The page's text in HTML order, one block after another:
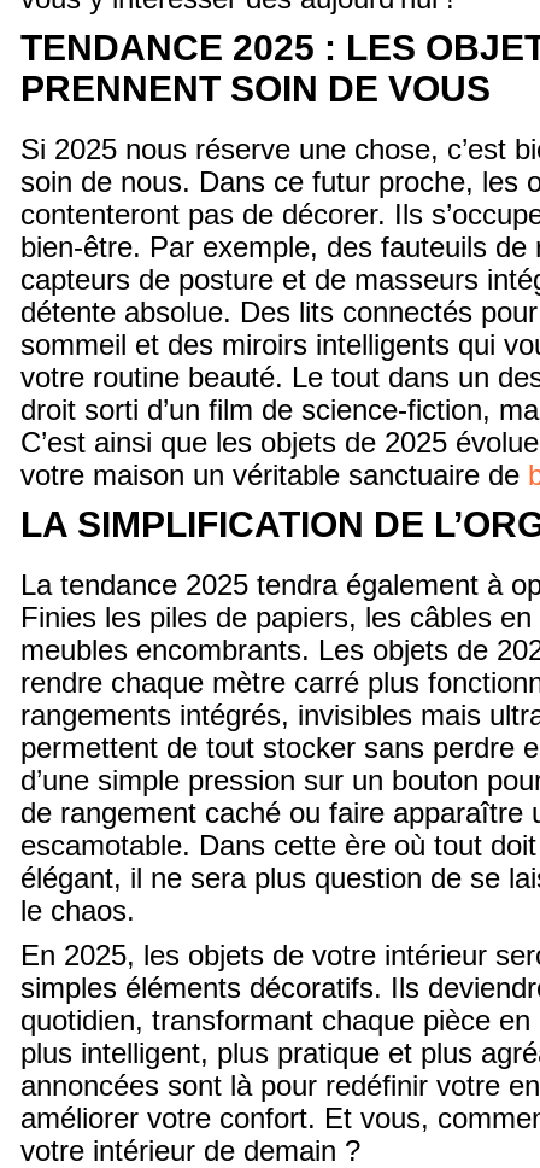
TENDANCE 2025 : LES
PRENNENT SOIN DE VOUS
Si 2025 nous réserve une chose, c’est
soin de nous. Dans ce futur proche, les
contenteront pas de décorer. Ils
bien-être. Par exemple, des fauteuils de
capteurs de posture et de masseurs
détente absolue. Des lits connectés
sommeil et des miroirs intelligents qui
votre routine beauté. Le tout dans un
droit sorti d’un film de science-fiction,
C’est ainsi que les objets de 2025
votre maison un véritable sanctuaire de
LA SIMPLIFICATION DE
La tendance 2025 tendra également à
Finies les piles de papiers, les câbles
meubles encombrants. Les objets de
rendre chaque mètre carré plus
rangements intégrés, invisibles mais
permettent de tout stocker sans perdre
d’une simple pression sur un bouton
de rangement caché ou faire apparaître
escamotable. Dans cette ère où tout
élégant, il ne sera plus question de se
le chaos.
En 2025, les objets de votre intérieur
simples éléments décoratifs. Ils
quotidien, transformant chaque pièce
plus intelligent, plus pratique et plus
annoncées sont là pour redéfinir votre
améliorer votre confort. Et vous,
votre intérieur de demain ?